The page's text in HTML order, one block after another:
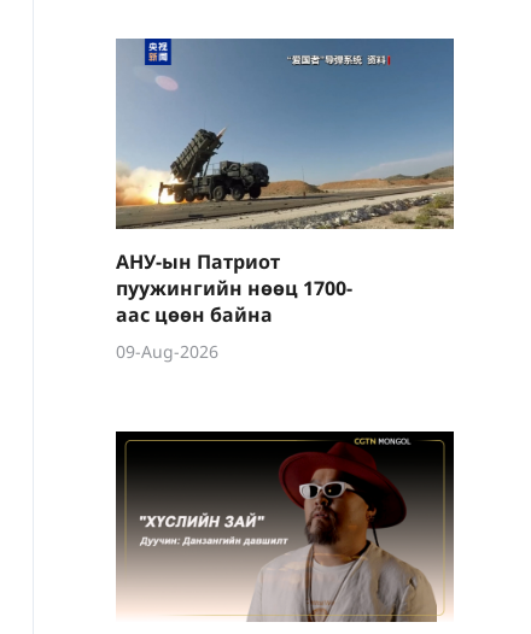
АНУ-ын Патриот
пуужингийн нөөц 1700-
аас цөөн байна
09-Aug-2026